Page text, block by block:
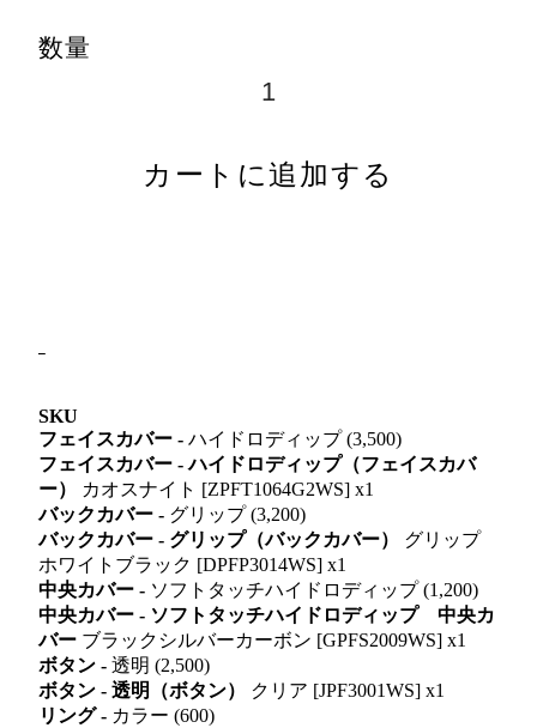
数量
カートに追加する
SKU
フェイスカバー - ハイドロディップ (3,500)
フェイスカバー - ハイドロディップ（フェイスカバ
ー）
カオスナイト [ZPFT1064G2WS] x1
バックカバー - グリップ (3,200)
バックカバー - グリップ（バックカバー）
グリップ
ホワイトブラック [DPFP3014WS] x1
中央カバー - ソフトタッチハイドロディップ (1,200)
中央カバー - ソフトタッチハイドロディップ 中央カ
バー ブラックシルバーカーボン [GPFS2009WS] x1
ボタン - 透明 (2,500)
ボタン - 透明（ボタン）
クリア [JPF3001WS] x1
リング - カラー (600)